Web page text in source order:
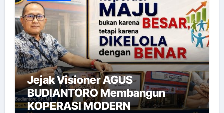
Jejak Visioner AGUS
BUDIANTORO Membangun
KOPERASI MODERN